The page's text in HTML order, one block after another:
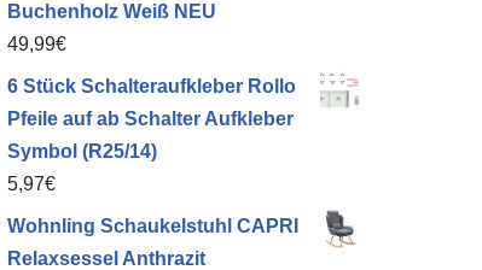
Buchenholz Weiß NEU
49,99€
6 Stück Schalteraufkleber Rollo
Pfeile auf ab Schalter Aufkleber
Symbol (R25/14)
5,97€
Wohnling Schaukelstuhl CAPRI
Relaxsessel Anthrazit